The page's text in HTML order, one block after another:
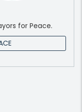
for Peace.